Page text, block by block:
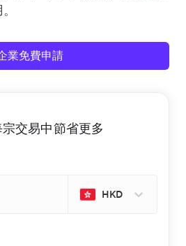
業免費申請
交易中節省更多
HKD